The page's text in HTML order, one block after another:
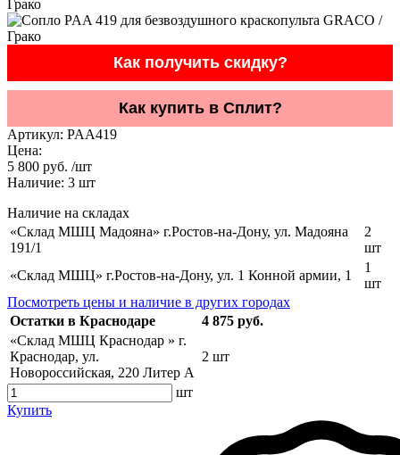
Как получить скидку?
Как купить в Сплит?
Артикул: PAA419
Цена:
5 800 руб. /шт
Наличие: 3 шт
Наличие на складах
«Склад МШЦ Мадояна» г.Ростов-на-Дону, ул. Мадояна
191/1
2
шт
«Склад МШЦ» г.Ростов-на-Дону, ул. 1 Конной армии, 1
1
шт
Посмотреть цены и наличие в других городах
Остатки в Краснодаре
4 875 руб.
«Склад МШЦ Краснодар » г.
Краснодар, ул.
Новороссийская, 220 Литер А
2 шт
шт
Купить